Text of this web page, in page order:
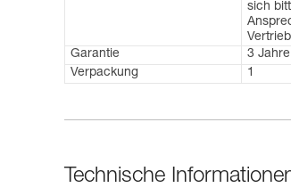
sich
Vertrieb
Garantie
3 Jahre
Verpackung
1
Technische